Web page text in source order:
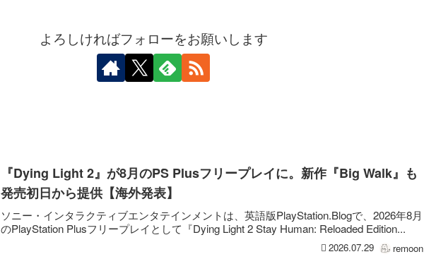
よろしければフォローをお願いします
『Dying Light 2』が8月のPS Plusフリープレイに。新作『Big Walk』も
発売初日から提供【海外発表】
ソニー・インタラクティブエンタテインメントは、英語版PlayStation.Blogで、2026年8月
のPlayStation Plusフリープレイとして『Dying Light 2 Stay Human: Reloaded Edition...
2026.07.29 remoon